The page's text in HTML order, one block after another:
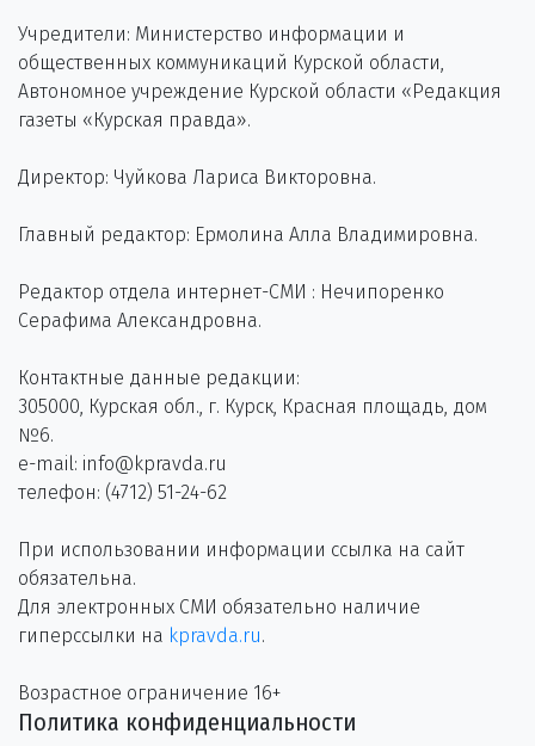
Учредители: Министерство информации и
общественных коммуникаций Курской области,
Автономное учреждение Курской области «Редакция
газеты «Курская правда».
Директор: Чуйкова Лариса Викторовна.
Главный редактор: Ермолина Алла Владимировна.
Редактор отдела интернет-СМИ : Нечипоренко
Серафима Александровна.
Контактные данные редакции:
305000, Курская обл., г. Курск, Красная площадь, дом
№6.
e-mail: info@kpravda.ru
телефон: (4712) 51-24-62
При использовании информации ссылка на сайт
обязательна.
Для электронных СМИ обязательно наличие
гиперссылки на kpravda.ru.
Возрастное ограничение 16+
Политика конфиденциальности